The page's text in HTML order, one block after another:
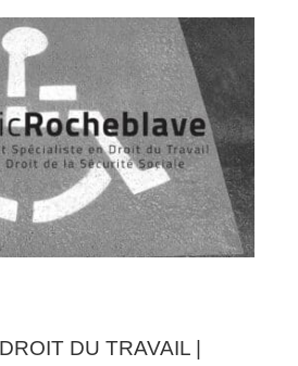
DU TRAVAIL |